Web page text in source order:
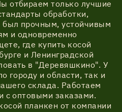
отбираем только лучшие
обработки,
прочным, устойчивым
и одновременно
где купить косой
и Ленинградской
в "Деревяшкино". У
городу и области, так и
склада. Работаем
с оптовыми заказами.
планкен от компании